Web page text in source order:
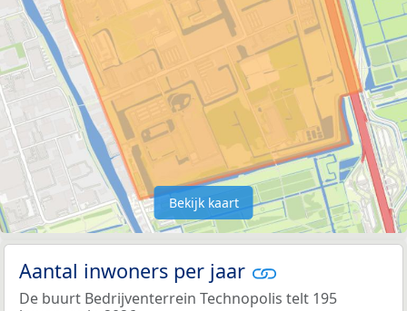
Bekijk kaart
Aantal inwoners per jaar
De buurt Bedrijventerrein Technopolis telt 195